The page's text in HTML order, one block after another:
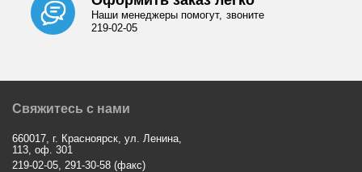
Наши менеджеры помогут, звоните
219-02-05
Свяжитесь с нами
660017, г. Красноярск, ул. Ленина,
113, оф. 301
219-02-05, 291-30-58 (факс)